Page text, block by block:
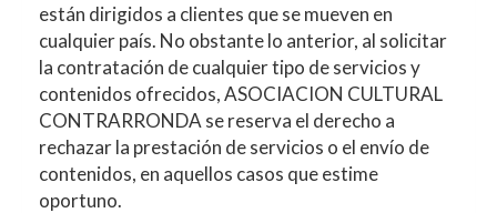
están dirigidos a clientes que se mueven en
cualquier país. No obstante lo anterior, al solicitar
la contratación de cualquier tipo de servicios y
contenidos ofrecidos,ASOCIACION CULTURAL
CONTRARRONDA se reserva el derecho a
rechazar la prestación de servicios o el envío de
contenidos, en aquellos casos que estime
oportuno.